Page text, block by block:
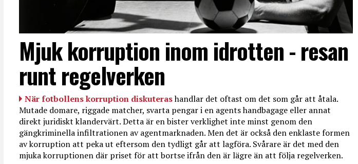
Mjuk korruption inom idrotten - resan
runt regelverken
När fotbollens korruption diskuterashandlar det oftast om det som går att åtala.
Mutade domare, riggade matcher, svarta pengar i en agents handbagage eller annat
direkt juridiskt klandervärt. Detta är en bister verklighet inte minst genom den
gängkriminella infiltrationen av agentmarknaden. Men det är också den enklaste formen
av korruption att peka ut eftersom den tydligt går att lagföra. Svårare är det med den
mjuka korruptionen där priset för att bortse ifrån den är lägre än att följa regelverken.